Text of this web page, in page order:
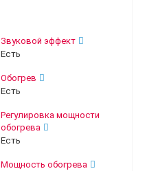
Звуковой эффект
Есть
Обогрев
Есть
Регулировка мощности
обогрева
Есть
Мощность обогрева